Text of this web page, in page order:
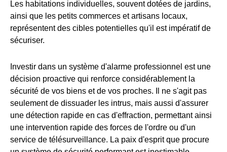
Les habitations individuelles, souvent dotées de jardins,
ainsi que les petits commerces et artisans locaux,
représentent des cibles potentielles qu'il est impératif de
sécuriser.
Investir dans un système d'alarme professionnel est une
décision proactive qui renforce considérablement la
sécurité de vos biens et de vos proches. Il ne s'agit pas
seulement de dissuader les intrus, mais aussi d'assurer
une détection rapide en cas d'effraction, permettant ainsi
une intervention rapide des forces de l'ordre ou d'un
service de télésurveillance. La paix d'esprit que procure